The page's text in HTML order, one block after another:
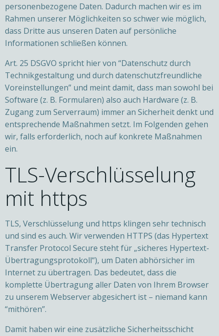
personenbezogene Daten. Dadurch machen wir es im
Rahmen unserer Möglichkeiten so schwer wie möglich,
dass Dritte aus unseren Daten auf persönliche
Informationen schließen können.
Art. 25 DSGVO spricht hier von “Datenschutz durch
Technikgestaltung und durch datenschutzfreundliche
Voreinstellungen” und meint damit, dass man sowohl bei
Software (z. B. Formularen) also auch Hardware (z. B.
Zugang zum Serverraum) immer an Sicherheit denkt und
entsprechende Maßnahmen setzt. Im Folgenden gehen
wir, falls erforderlich, noch auf konkrete Maßnahmen
ein.
TLS-Verschlüsselung
mit https
TLS, Verschlüsselung und https klingen sehr technisch
und sind es auch. Wir verwenden HTTPS (das Hypertext
Transfer Protocol Secure steht für „sicheres Hypertext-
Übertragungsprotokoll“), um Daten abhörsicher im
Internet zu übertragen. Das bedeutet, dass die
komplette Übertragung aller Daten von Ihrem Browser
zu unserem Webserver abgesichert ist – niemand kann
“mithören”.
Damit haben wir eine zusätzliche Sicherheitsschicht